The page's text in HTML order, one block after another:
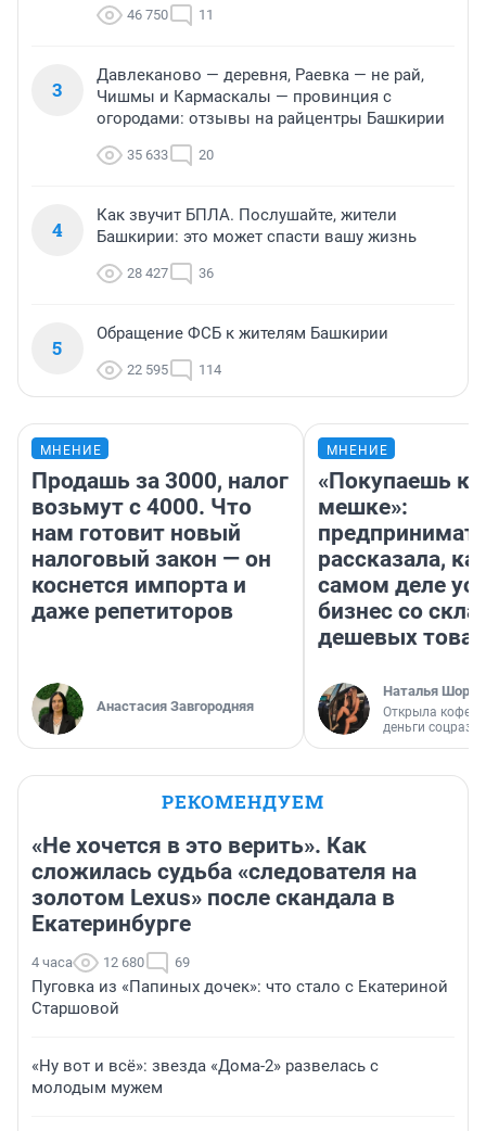
46 750 11
3
Давлеканово — деревня, Раевка — не рай,
Чишмы и Кармаскалы — провинция с
огородами: отзывы на райцентры Башкирии
35 633 20
4
Как звучит БПЛА. Послушайте, жители
Башкирии: это может спасти вашу жизнь
28 427 36
5
Обращение ФСБ к жителям Башкирии
22 595 114
МНЕНИЕ
Продашь за 3000, налог
возьмут с 4000. Что
нам готовит новый
налоговый закон — он
коснется импорта и
даже репетиторов
Анастасия Завгородняя
МНЕНИЕ
«Покупаешь
мешке»:
рассказала,
самом деле
бизнес со
дешевых
Наталья
Открыла
деньги
РЕКОМЕНДУЕМ
«Не хочется в это верить». Как
сложилась судьба «следователя на
золотом Lexus» после скандала в
Екатеринбурге
4 часа 12 680 69
Пуговка из «Папиных дочек»: что стало с Екатериной
Старшовой
«Ну вот и всё»: звезда «Дома-2» развелась с
молодым мужем